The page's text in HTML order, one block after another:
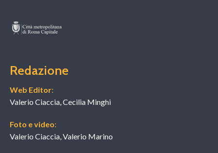
Redazione
Web Editor:
Valerio Ciaccia, Cecilia Minghi
Foto e video:
Valerio Ciaccia, Valerio Marino